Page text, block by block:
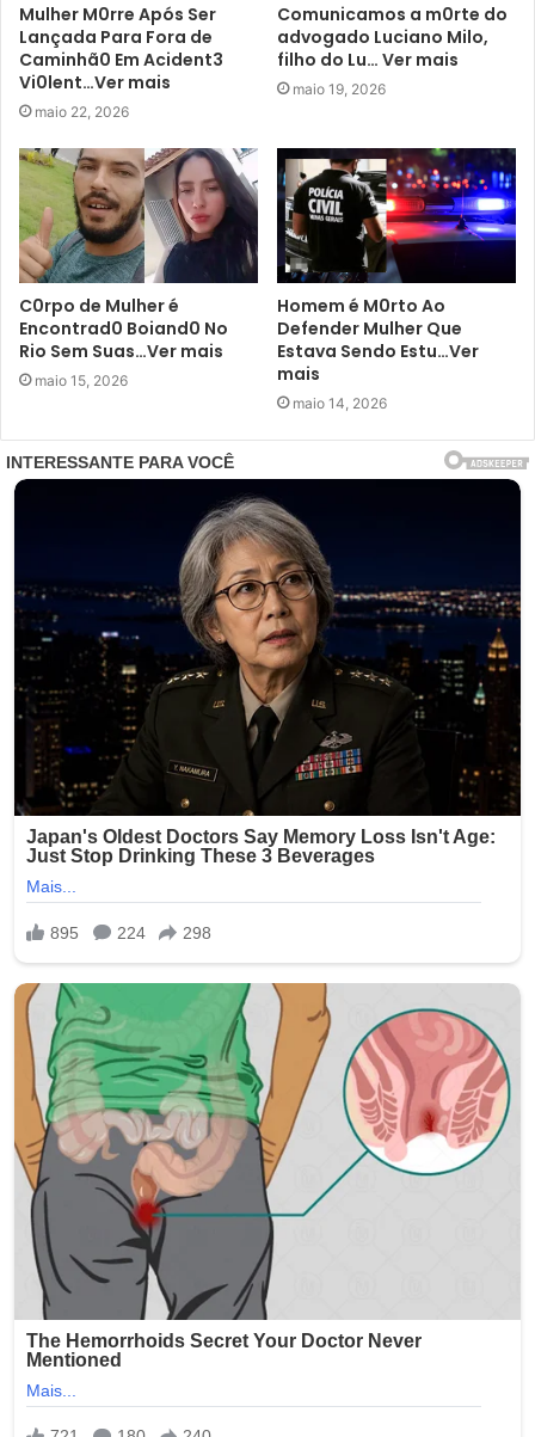
Mulher M0rre Após Ser
Lançada Para Fora de
Caminhã0 Em Acident3
Vi0lent…Ver mais
maio 22, 2026
Comunicamos a m0rte do
advogado Luciano Milo,
filho do Lu… Ver mais
maio 19, 2026
C0rpo de Mulher é
Encontrad0 Boiand0 No
Rio Sem Suas…Ver mais
maio 15, 2026
Homem é M0rto Ao
Defender Mulher Que
Estava Sendo Estu…Ver
mais
maio 14, 2026